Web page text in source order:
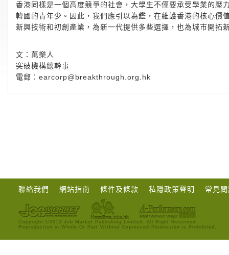
香港同樣是一個高度競爭的社會，大學生不僅要承受學業的
韓國的青年少。因此，我們應引以為鑑，在維護香港的核心
新興技術和初創產業，為新一代提供多些選擇，也為城市開拓
文：萬樂人
突破機構總幹事
電郵： earcorp@breakthrough.org.hk
聯絡我們 網站指南 條件及條款 私隱政策聲明 常見
Copyright ©2013 Job Market Publishing Limited. All Right Reserved.
Reproduction in Whole Or Part Without Expressed Permission is Prohibited.